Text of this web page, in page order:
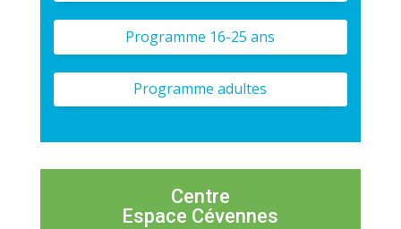
Programme 16-25 ans
Programme adultes
Centre
Espace Cévennes